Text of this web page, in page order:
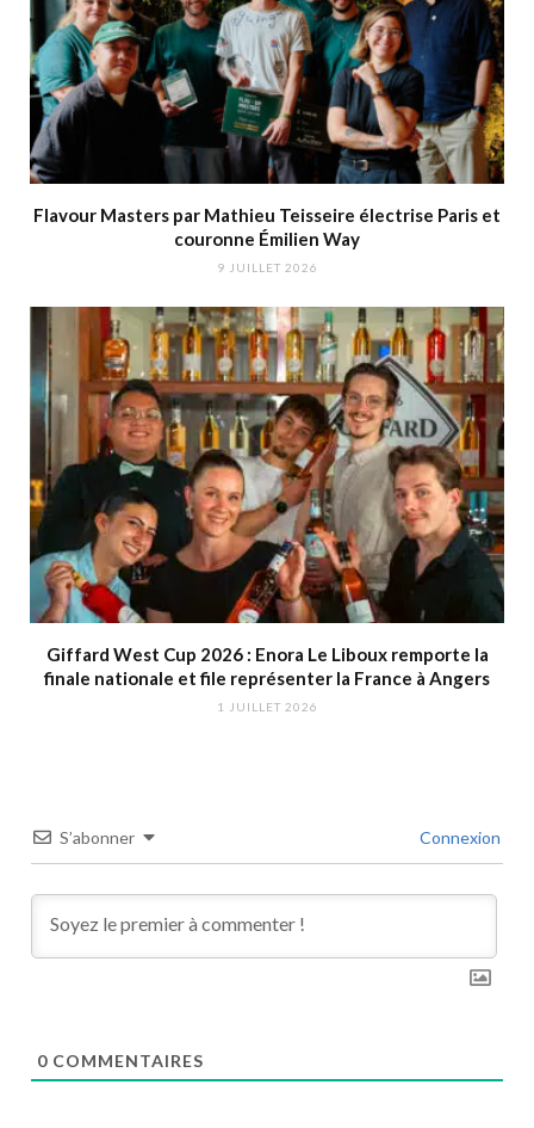
Flavour Masters par Mathieu Teisseire électrise Paris et
couronne Émilien Way
9 JUILLET 2026
Giffard West Cup 2026 : Enora Le Liboux remporte la
finale nationale et file représenter la France à Angers
1 JUILLET 2026
S’abonner Connexion
0 COMMENTAIRES